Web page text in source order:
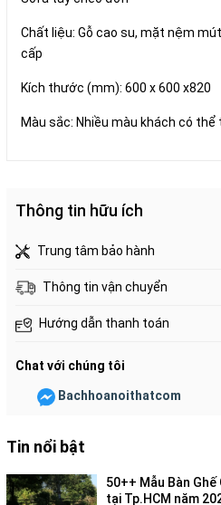
Chất liệu: Gỗ cao su, mặt nệm
cấp
Kích thước (mm): 600 x 600 x820
Màu sắc: Nhiều màu khách có
Thông tin hữu ích
Trung tâm bảo hành
Thông tin vận chuyển
Hướng dẫn thanh toán
Chat với chúng tôi
Bachhoanoithatcom
Tin nổi bật
50++ Mẫu Bàn
tại Tp.HCM năm